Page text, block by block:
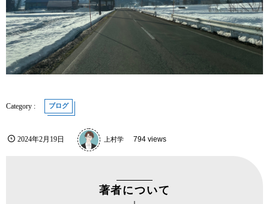
ブログ
2024年2月19日 上村学 794 views
著者について